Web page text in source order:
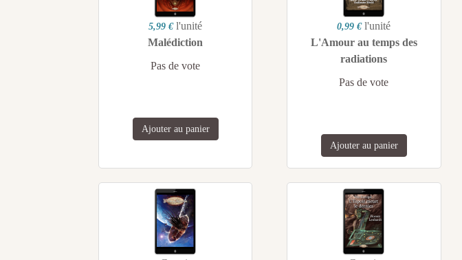
5,99 € l'unité
Malédiction
Pas de vote
Ajouter au panier
0,99 € l'unité
L'Amour au temps des
radiations
Pas de vote
Ajouter au panier